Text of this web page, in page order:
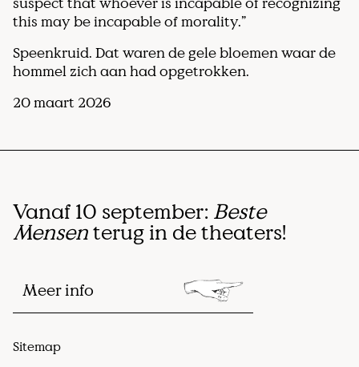
this may be incapable of morality.”
Speenkruid. Dat waren de gele bloemen waar de
hommel zich aan had opgetrokken.
20 maart 2026
Vanaf 10 september: Beste
Mensenterug in de theaters!
Meer info
Sitemap